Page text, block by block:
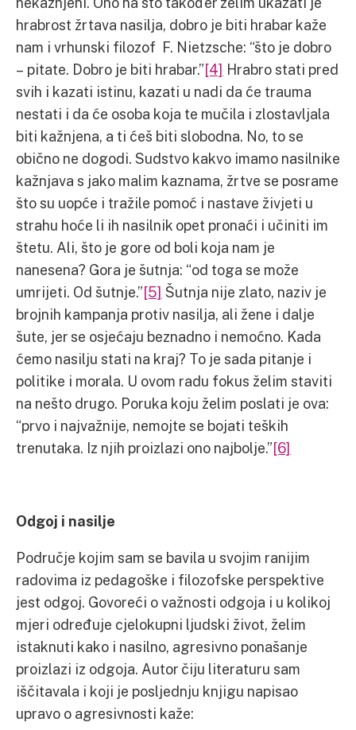
hrabrost žrtava nasilja, dobro je biti hrabar kaže
nam i vrhunski filozof F. Nietzsche: “što je dobro
– pitate. Dobro je biti hrabar.”[4] Hrabro stati pred
svih i kazati istinu, kazati u nadi da će trauma
nestati i da će osoba koja te mučila i zlostavljala
biti kažnjena, a ti ćeš biti slobodna. No, to se
obično ne dogodi. Sudstvo kakvo imamo nasilnike
kažnjava s jako malim kaznama, žrtve se posrame
što su uopće i tražile pomoć i nastave živjeti u
strahu hoće li ih nasilnik opet pronaći i učiniti im
štetu. Ali, što je gore od boli koja nam je
nanesena? Gora je šutnja: “od toga se može
umrijeti. Od šutnje.”[5] Šutnja nije zlato, naziv je
brojnih kampanja protiv nasilja, ali žene i dalje
šute, jer se osjećaju beznadno i nemoćno. Kada
ćemo nasilju stati na kraj? To je sada pitanje i
politike i morala. U ovom radu fokus želim staviti
na nešto drugo. Poruka koju želim poslati je ova:
“prvo i najvažnije, nemojte se bojati teških
trenutaka. Iz njih proizlazi ono najbolje.”[6]
Odgoj i nasilje
Područje kojim sam se bavila u svojim ranijim
radovima iz pedagoške i filozofske perspektive
jest odgoj. Govoreći o važnosti odgoja i u kolikoj
mjeri određuje cjelokupni ljudski život, želim
istaknuti kako i nasilno, agresivno ponašanje
proizlazi iz odgoja. Autor čiju literaturu sam
iščitavala i koji je posljednju knjigu napisao
upravo o agresivnosti kaže: